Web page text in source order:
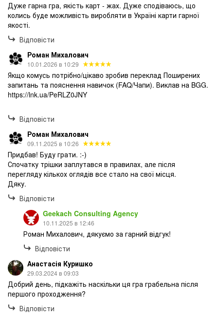
Дуже гарна гра, якість карт - жах. Дуже сподіваюсь, що
колись буде можливість виробляти в Україні карти гарної
якості.
Відповісти
Роман Михалович
10.01.2026 в 10:29
Якщо комусь потрібно/цікаво зробив переклад Поширених
запитань та пояснення навичок (FAQ/Чапи). Виклав на BGG.
https://lnk.ua/PeRLZ0JNY
Відповісти
Роман Михалович
09.11.2025 в 10:26
Придбав! Буду грати. :-)
Спочатку трішки заплутався в правилах, але після
перегляду кількох оглядів все стало на свої місця.
Дяку.
Відповісти
Geekach Consulting Agency
10.11.2025 в 12:46
Роман Михалович, дякуємо за гарний відгук!
Відповісти
Анастасія Куришко
29.03.2024 в 09:03
Добрий день, підкажіть наскільки ця гра грабельна після
першого проходження?
Відповісти